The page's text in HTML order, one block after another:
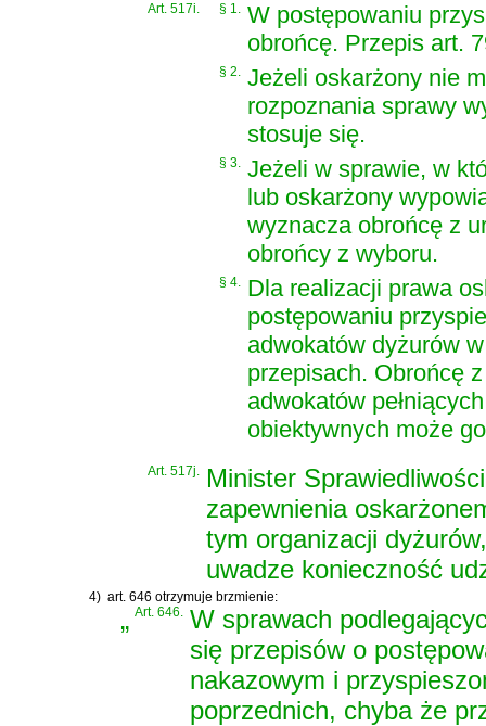
Art. 517i. § 1. W postępowaniu
obrońcę. Przepis art.
§ 2. Jeżeli oskarżony nie
rozpoznania sprawy
stosuje się.
§ 3. Jeżeli w sprawie, w
lub oskarżony
wyznacza obrońcę z
obrońcy z wyboru.
§ 4. Dla realizacji prawa
postępowaniu
adwokatów dyżurów
przepisach. Obrońcę
adwokatów
obiektywnych może
Art. 517j. Minister
zapewnienia
tym organizacji
uwadze konieczność
4) art. 646 otrzymuje brzmienie:
„Art. 646. W sprawach
się przepisów o
nakazowym i
poprzednich, chyba że